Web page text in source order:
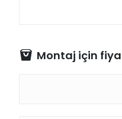
Montaj için